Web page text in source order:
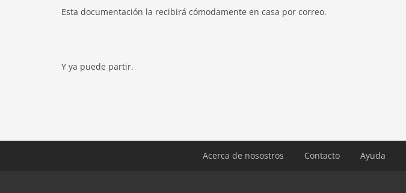
Esta documentación la recibirá cómodamente en casa por correo.
Y ya puede partir.
Acerca de nosostros Contacto Ayuda